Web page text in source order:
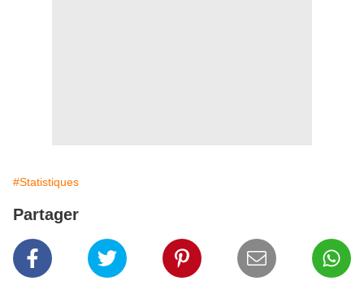
#Statistiques
Partager